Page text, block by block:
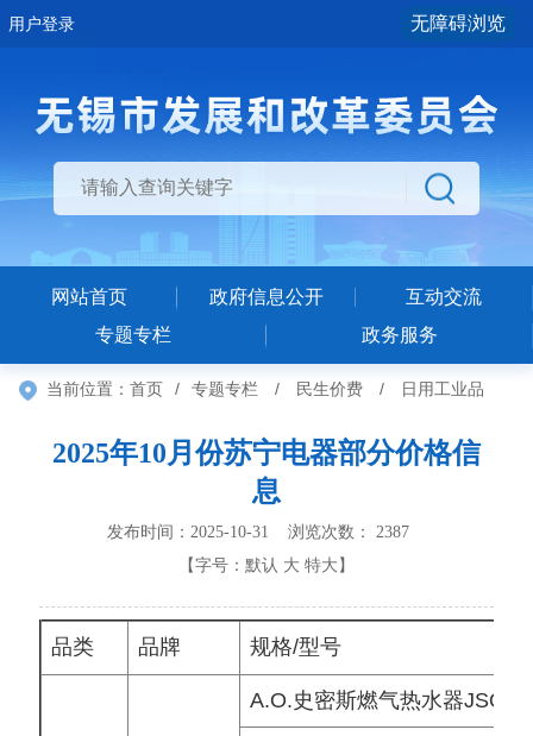
用户登录 无障碍浏览
网站首页 政府信息公开
互动交流
专题专栏
政务服务
当前位置： 首页 / 专题专栏 / 民生价费 / 日用工业品
2025年10月份苏宁电器部分价格信
息
发布时间：2025-10-31 浏览次数：2387
【字号： 默认 大 特大 】
品类 品牌 规格/型号
A.O.史密斯燃气热水器